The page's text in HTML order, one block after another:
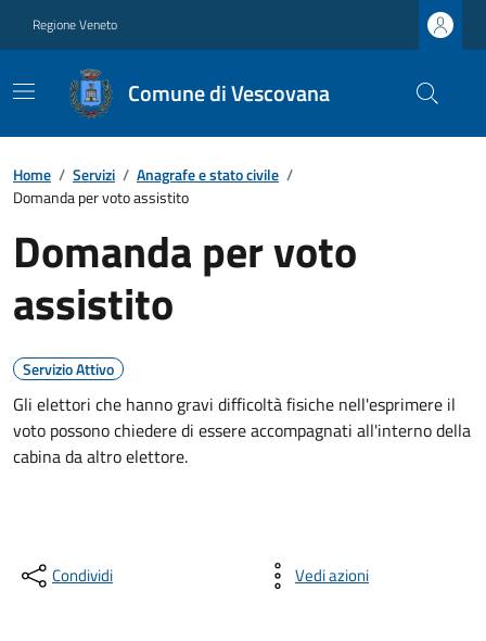
Regione Veneto
Comune di Vescovana
Home / Servizi / Anagrafe e stato civile /
Domanda per voto assistito
Domanda per voto
assistito
Servizio Attivo
Gli elettori che hanno gravi difficoltà fisiche nell'esprimere il
voto possono chiedere di essere accompagnati all'interno della
cabina da altro elettore.
Condividi Vedi azioni